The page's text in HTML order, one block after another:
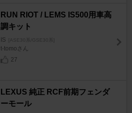
RUN RIOT / LEMS IS500用車高
調キット
IS [ASE30系/GSE30系]
t-tomoさん
27
LEXUS 純正 RCF前期フェンダ
ーモール